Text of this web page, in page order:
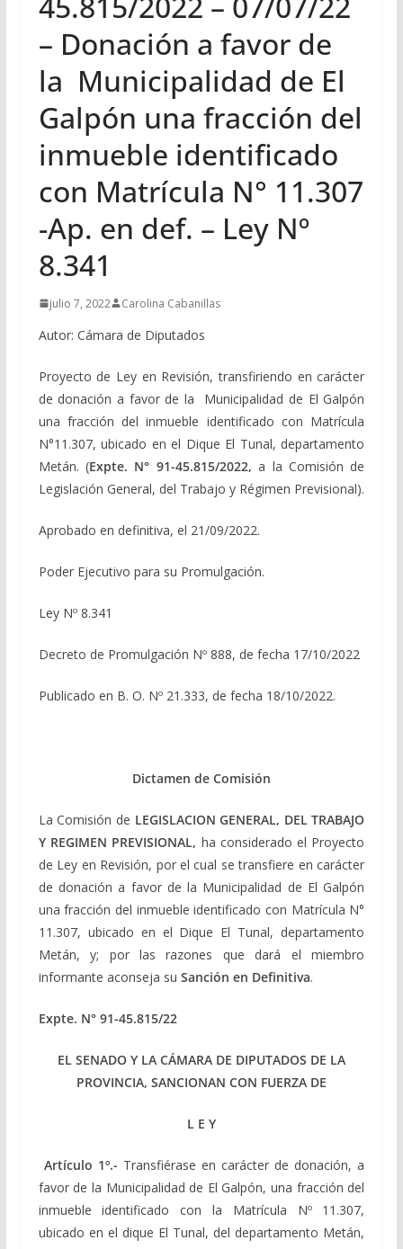
– Donación a favor de
la Municipalidad de El
Galpón una fracción del
inmueble identificado
con Matrícula N° 11.307
-Ap. en def. – Ley Nº
8.341
julio 7, 2022 Carolina Cabanillas
Autor: Cámara de Diputados
Proyecto de Ley en Revisión, transfiriendo en carácter
de donación a favor de la Municipalidad de El Galpón
una fracción del inmueble identificado con Matrícula
N°11.307, ubicado en el Dique El Tunal, departamento
Metán. (Expte. N° 91-45.815/2022, a la Comisión de
Legislación General, del Trabajo y Régimen Previsional).
Aprobado en definitiva, el 21/09/2022.
Poder Ejecutivo para su Promulgación.
Ley Nº 8.341
Decreto de Promulgación Nº 888, de fecha 17/10/2022
Publicado en B. O. Nº 21.333, de fecha 18/10/2022.
Dictamen de Comisión
La Comisión de LEGISLACION GENERAL, DEL TRABAJO
Y REGIMEN PREVISIONAL, ha considerado el Proyecto
de Ley en Revisión, por el cual se transfiere en carácter
de donación a favor de la Municipalidad de El Galpón
una fracción del inmueble identificado con Matrícula N°
11.307, ubicado en el Dique El Tunal, departamento
Metán, y; por las razones que dará el miembro
informante aconseja su Sanción en Definitiva.
Expte. N° 91-45.815/22
EL SENADO Y LA CÁMARA DE DIPUTADOS DE LA
PROVINCIA, SANCIONAN CON FUERZA DE
L E Y
Artículo 1º.- Transfiérase en carácter de donación, a
favor de la Municipalidad de El Galpón, una fracción del
inmueble identificado con la Matrícula Nº 11.307,
ubicado en el dique El Tunal, del departamento Metán,